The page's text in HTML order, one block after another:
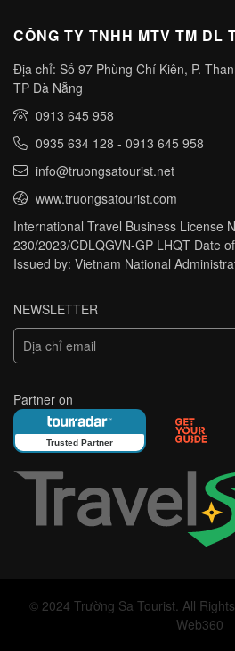
CÔNG TY TNHH MTV TM DL
Địa chỉ: Số 97 Phùng Chí Kiên, P.
TP Đà Nẵng
0913 645 958
0935 634 128 - 0913 645 958
info@truongsatourist.net
www.truongsatourist.com
International Travel Business License
230/2023/CDLQGVN-GP LHQT Date
Issued by: Vietnam National
NEWSLETTER
Partner on
Trusted Partner
© 2024 Trường Sa Tourist. All
Web360